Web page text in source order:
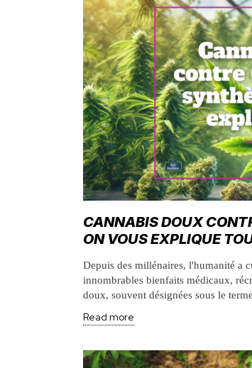
CANNABIS DOUX
ON VOUS EXPLIQUE
Depuis des millénaires, l'humanité a
innombrables bienfaits médicaux,
doux, souvent désignées sous le
Read more